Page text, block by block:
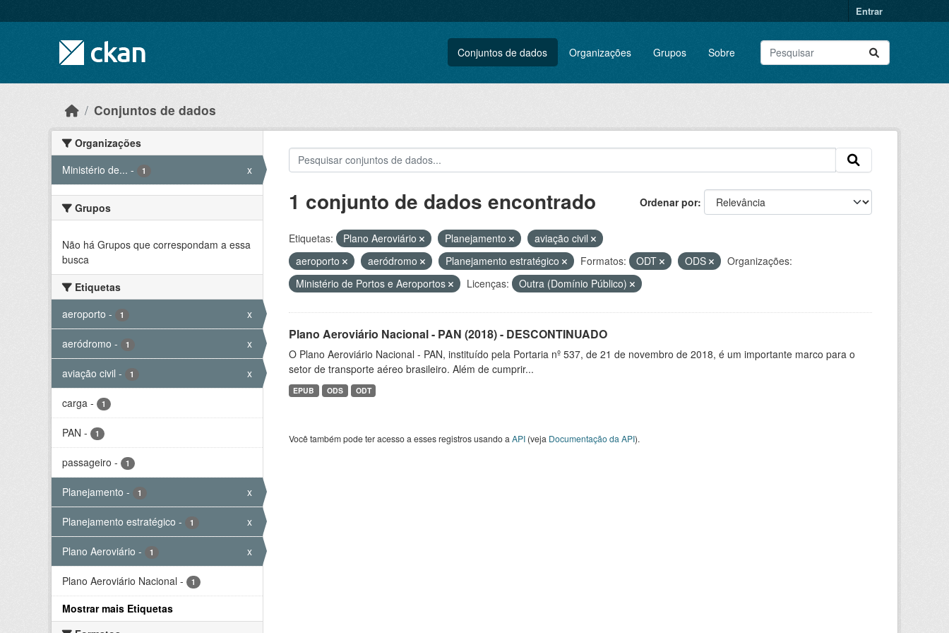
Entrar
Conjuntos de dados Organizações Grupos Sobre
Conjuntos de dados
Organizações
Ministério de... - 1 x
Grupos
Não há Grupos que correspondam a essa
busca
Etiquetas
aeroporto - 1 x
aeródromo - 1 x
aviação civil - 1 x
carga - 1
PAN - 1
passageiro - 1
Planejamento - 1 x
Planejamento estratégico - 1 x
Plano Aeroviário - 1 x
Plano Aeroviário Nacional - 1
Mostrar mais Etiquetas
Ordenar por
1 conjunto de dados encontrado
Etiquetas: Plano Aeroviário Planejamento
aviação civil
aeroporto
aeródromo Planejamento estratégico Formatos: ODT ODS
Organizações:
Ministério de Portos e Aeroportos
Licenças: Outra (Domínio Público)
Plano Aeroviário Nacional - PAN (2018) - DESCONTINUADO
O Plano Aeroviário Nacional - PAN, instituído pela Portaria nº 537, de 21 de novembro de 2018, é um importante marco para o
setor de transporte aéreo brasileiro. Além de cumprir...
EPUB ODS ODT
Você também pode ter acesso a esses registros usando a API(veja Documentação da API).